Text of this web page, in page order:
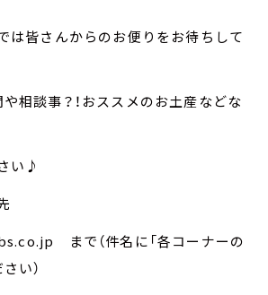
皆さんからのお便りをお待ちして
相談事？！おススメのお土産などな
い♪
まで（件名に「各コーナーの
い）